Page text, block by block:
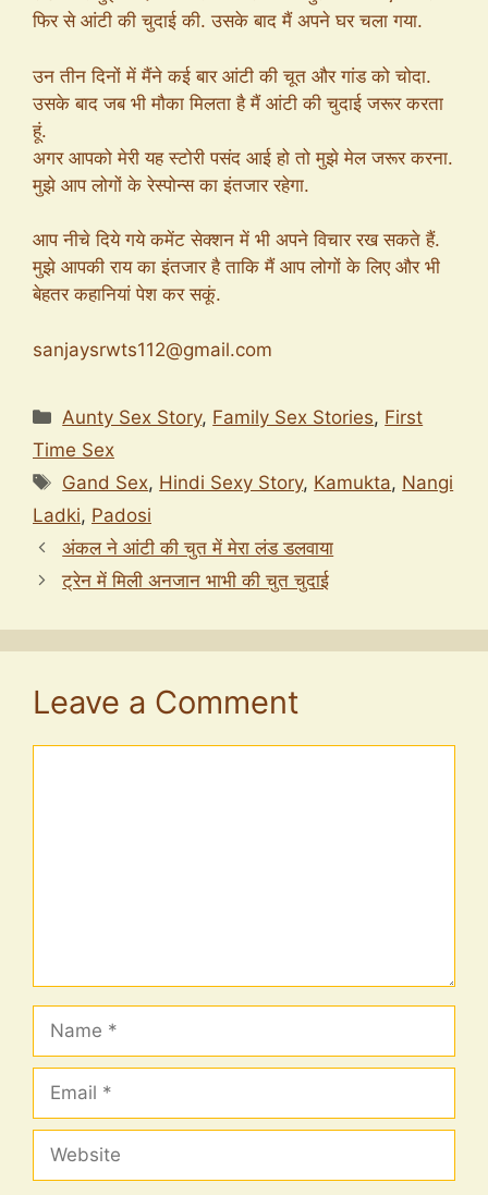
फिर से आंटी की चुदाई की. उसके बाद मैं अपने घर चला गया.
उन तीन दिनों में मैंने कई बार आंटी की चूत और गांड को चोदा.
उसके बाद जब भी मौका मिलता है मैं आंटी की चुदाई जरूर करता
हूं.
अगर आपको मेरी यह स्टोरी पसंद आई हो तो मुझे मेल जरूर करना.
मुझे आप लोगों के रेस्पोन्स का इंतजार रहेगा.
आप नीचे दिये गये कमेंट सेक्शन में भी अपने विचार रख सकते हैं.
मुझे आपकी राय का इंतजार है ताकि मैं आप लोगों के लिए और भी
बेहतर कहानियां पेश कर सकूं.
sanjaysrwts112@gmail.com
Categories
Aunty Sex Story, Family Sex Stories, First
Time Sex
Tags
Gand Sex, Hindi Sexy Story, Kamukta, Nangi
Ladki, Padosi
अंकल ने आंटी की चुत में मेरा लंड डलवाया
ट्रेन में मिली अनजान भाभी की चुत चुदाई
Leave a Comment